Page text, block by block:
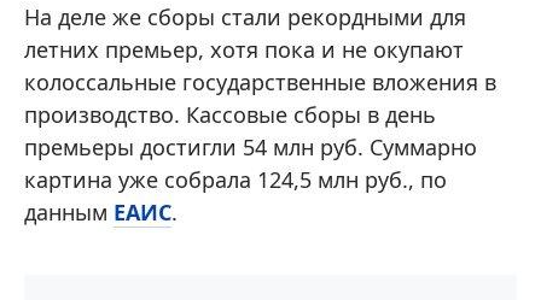
На деле же сборы стали рекордными для
летних премьер, хотя пока и не окупают
колоссальные государственные вложения в
производство. Кассовые сборы в день
премьеры достигли 54 млн руб. Суммарно
картина уже собрала 124,5 млн руб., по
данным ЕАИС.